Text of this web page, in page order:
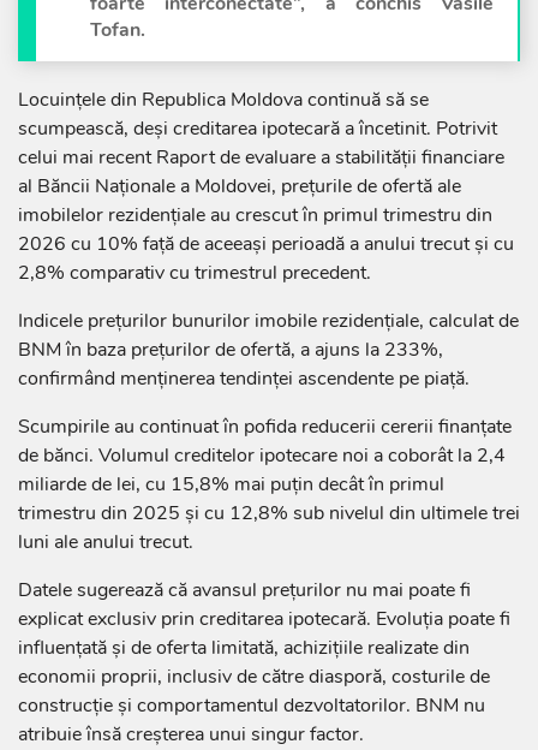
Tofan.
Locuințele din Republica Moldova continuă să se
scumpească, deși creditarea ipotecară a încetinit. Potrivit
celui mai recent Raport de evaluare a stabilității financiare
al Băncii Naționale a Moldovei, prețurile de ofertă ale
imobilelor rezidențiale au crescut în primul trimestru din
2026 cu 10% față de aceeași perioadă a anului trecut și cu
2,8% comparativ cu trimestrul precedent.
Indicele prețurilor bunurilor imobile rezidențiale, calculat de
BNM în baza prețurilor de ofertă, a ajuns la 233%,
confirmând menținerea tendinței ascendente pe piață.
Scumpirile au continuat în pofida reducerii cererii finanțate
de bănci. Volumul creditelor ipotecare noi a coborât la 2,4
miliarde de lei, cu 15,8% mai puțin decât în primul
trimestru din 2025 și cu 12,8% sub nivelul din ultimele trei
luni ale anului trecut.
Datele sugerează că avansul prețurilor nu mai poate fi
explicat exclusiv prin creditarea ipotecară. Evoluția poate fi
influențată și de oferta limitată, achizițiile realizate din
economii proprii, inclusiv de către diasporă, costurile de
construcție și comportamentul dezvoltatorilor. BNM nu
atribuie însă creșterea unui singur factor.